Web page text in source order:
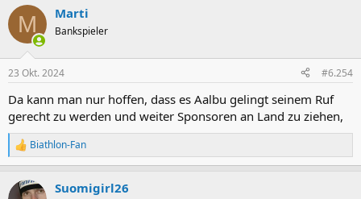
M Marti
Bankspieler
23 Okt. 2024 #6.254
Da kann man nur hoffen, dass es Aalbu gelingt seinem Ruf
gerecht zu werden und weiter Sponsoren an Land zu ziehen,
R
e
k
Biathlon-Fan
Suomigirl26